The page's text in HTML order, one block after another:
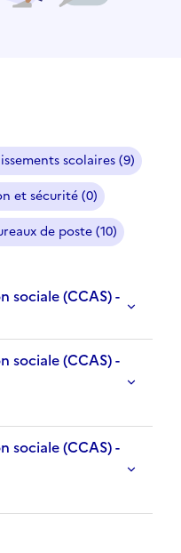
scolaires (9)
et sécurité (0)
de poste (10)